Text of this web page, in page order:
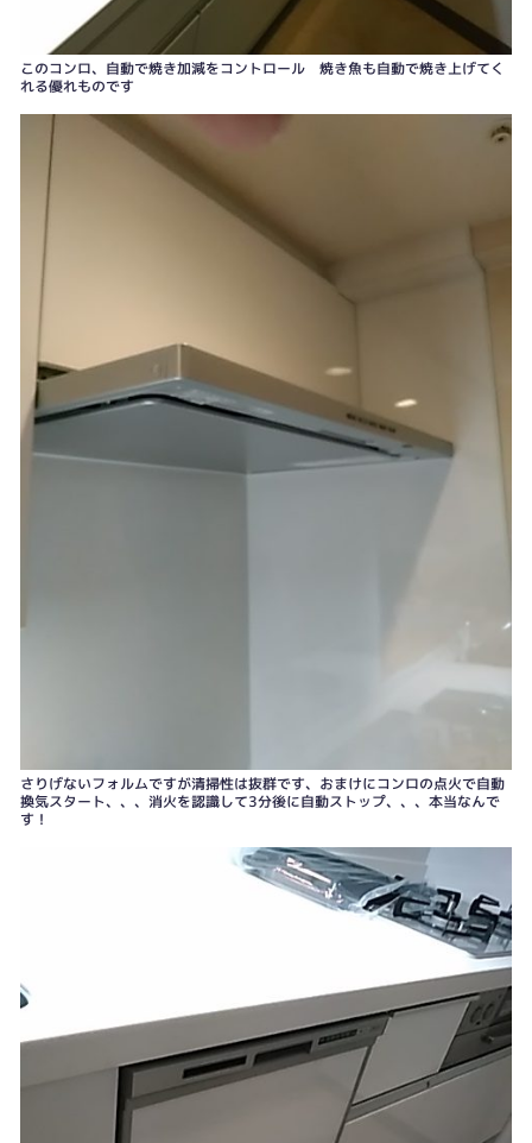
このコンロ、自動で焼き加減をコントロール 焼き魚も自動で焼き上げてく
れる優れものです
さりげないフォルムですが清掃性は抜群です、おまけにコンロの点火で自動
換気スタート、、、消火を認識して3分後に自動ストップ、、、本当なんで
す！